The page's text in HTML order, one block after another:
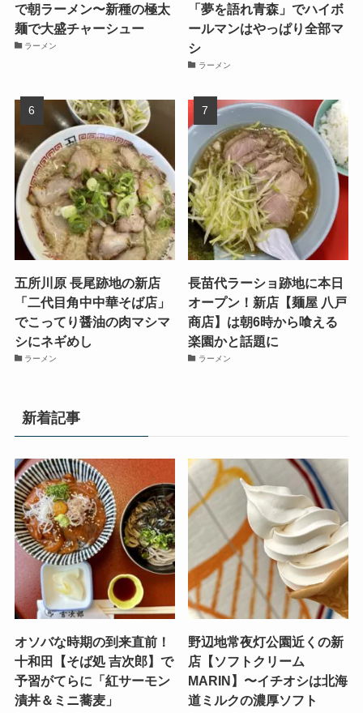
で朝ラーメン〜新種の極太
麺で大盛チャーシュー
ラーメン
「夢を語れ青森」でハイボ
ールマンはやっぱり全部マ
シ
ラーメン
五所川原 長尾跡地の新店
「二代目角中中華そば店」
でこってり醤油の肉マシマ
シにネギめし
ラーメン
長苗代ラーショ跡地に本日
オープン！新店【麺屋 八戸
商店】は朝6時から喰える
楽園かと話題に
ラーメン
新着記事
オソバな時期の到来直前！
十和田【そば処 吉次郎】で
予習がてらに「紅サーモン
漬丼＆ミニ蕎麦」
野辺地常夜灯公園近くの新
店【ソフトクリーム
MARIN】〜イチオシは北海
道ミルクの濃厚ソフト